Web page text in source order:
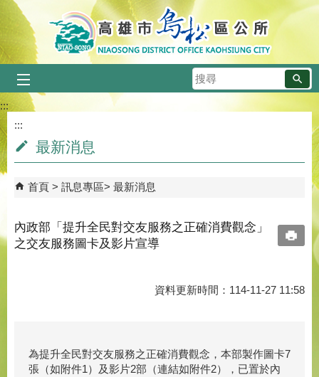
跳到主要內容區塊
搜
尋
:::
:::
最新消息
首頁 訊息專區 最新消息
內政部「提升全民對交友服務之正確消費觀念」
之交友服務圖卡及影片宣導
資料更新時間：114-11-27 11:58
為提升全民對交友服務之正確消費觀念，本部製作圖卡7
張（如附件1）及影片2部（連結如附件2），已置於內